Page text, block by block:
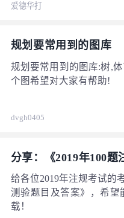
把这四项知识点按照相近
爱德华打
规划要常用到的图库
规划要常用到的图库:树,
个图希望对大家有帮助!
dvgh0405
分享：《2019年100题
给各位2019年注规考试的
测验题目及答案》，希望
载！